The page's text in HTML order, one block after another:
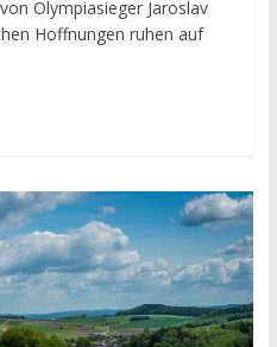
Olympiasieger Jaroslav
Hoffnungen ruhen auf